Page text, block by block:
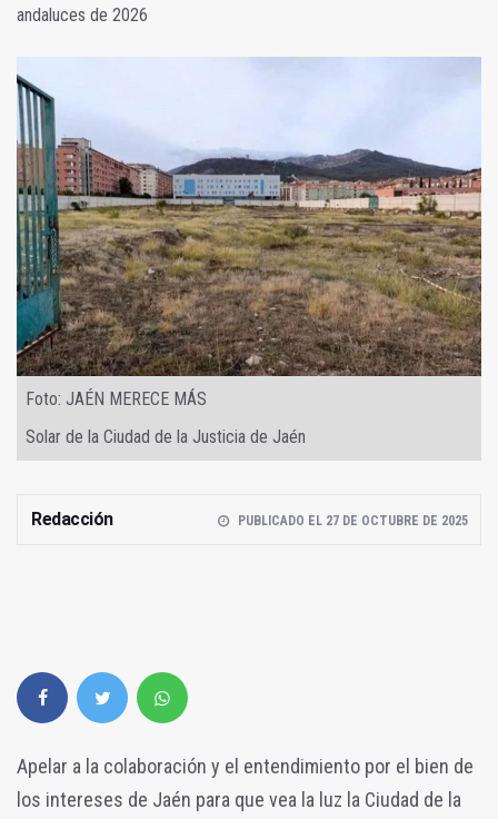
andaluces de 2026
Foto: JAÉN MERECE MÁS
Solar de la Ciudad de la Justicia de Jaén
Redacción PUBLICADO EL 27 DE OCTUBRE DE 2025
Apelar a la colaboración y el entendimiento por el bien de
los intereses de Jaén para que vea la luz la Ciudad de la